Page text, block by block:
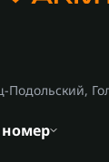
номер